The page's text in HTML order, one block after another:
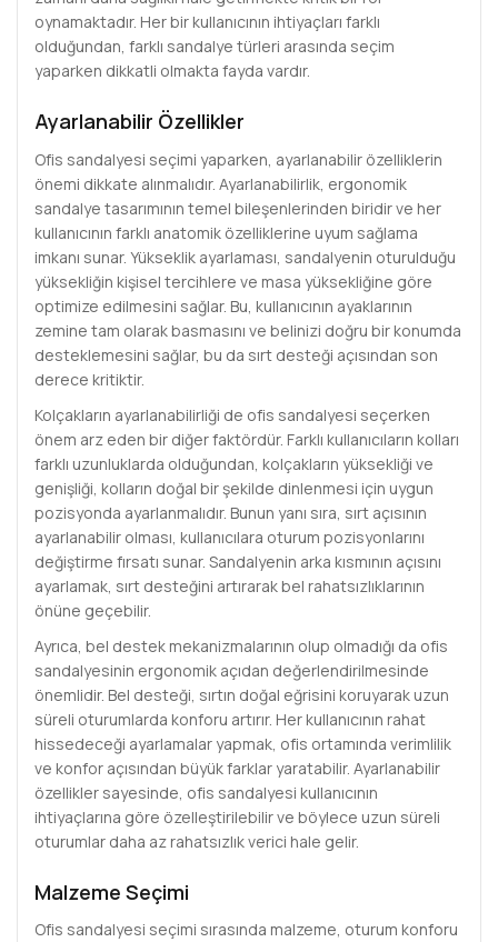
oynamaktadır. Her bir kullanıcının ihtiyaçları farklı
olduğundan, farklı sandalye türleri arasında seçim
yaparken dikkatli olmakta fayda vardır.
Ayarlanabilir Özellikler
Ofis sandalyesi seçimi yaparken, ayarlanabilir özelliklerin
önemi dikkate alınmalıdır. Ayarlanabilirlik, ergonomik
sandalye tasarımının temel bileşenlerinden biridir ve her
kullanıcının farklı anatomik özelliklerine uyum sağlama
imkanı sunar. Yükseklik ayarlaması, sandalyenin oturulduğu
yüksekliğin kişisel tercihlere ve masa yüksekliğine göre
optimize edilmesini sağlar. Bu, kullanıcının ayaklarının
zemine tam olarak basmasını ve belinizi doğru bir konumda
desteklemesini sağlar, bu da sırt desteği açısından son
derece kritiktir.
Kolçakların ayarlanabilirliği de ofis sandalyesi seçerken
önem arz eden bir diğer faktördür. Farklı kullanıcıların kolları
farklı uzunluklarda olduğundan, kolçakların yüksekliği ve
genişliği, kolların doğal bir şekilde dinlenmesi için uygun
pozisyonda ayarlanmalıdır. Bunun yanı sıra, sırt açısının
ayarlanabilir olması, kullanıcılara oturum pozisyonlarını
değiştirme fırsatı sunar. Sandalyenin arka kısmının açısını
ayarlamak, sırt desteğini artırarak bel rahatsızlıklarının
önüne geçebilir.
Ayrıca, bel destek mekanizmalarının olup olmadığı da ofis
sandalyesinin ergonomik açıdan değerlendirilmesinde
önemlidir. Bel desteği, sırtın doğal eğrisini koruyarak uzun
süreli oturumlarda konforu artırır. Her kullanıcının rahat
hissedeceği ayarlamalar yapmak, ofis ortamında verimlilik
ve konfor açısından büyük farklar yaratabilir. Ayarlanabilir
özellikler sayesinde, ofis sandalyesi kullanıcının
ihtiyaçlarına göre özelleştirilebilir ve böylece uzun süreli
oturumlar daha az rahatsızlık verici hale gelir.
Malzeme Seçimi
Ofis sandalyesi seçimi sırasında malzeme, oturum konforu